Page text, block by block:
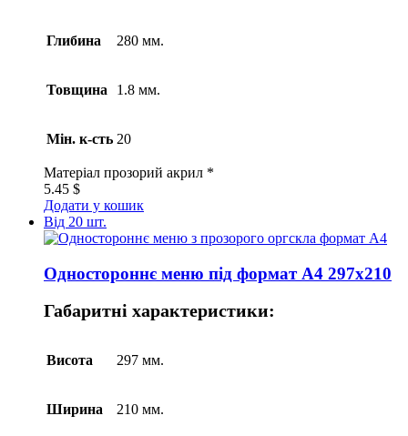
Глибина 280 мм.
Товщина 1.8 мм.
Мін. к-сть 20
Матеріал прозорий акрил *
5.45 $
Додати у кошик
Від 20 шт.
Одностороннє меню під формат А4 297х210
Габаритні характеристики:
Висота 297 мм.
Ширина 210 мм.